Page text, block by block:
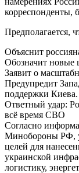
корреспонденты,
Предполагается,
Объяснит
Обозначит новые
Заявит о
Предупредит
поддержки Киева.
Ответный удар:
всё время СВО
Согласно
Минобороны РФ,
целей для
украинской
логистику,